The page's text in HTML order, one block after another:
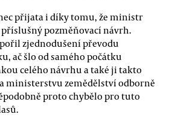
přijata i díky tomu, že ministr
pozměňovací návrh.
zjednodušení převodu
ač šlo od samého počátku
celého návrhu a také ji takto
ministerstvu zemědělství odborně
proto chybělo pro tuto